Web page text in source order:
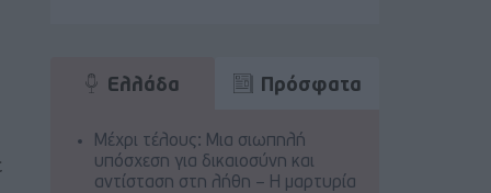
Ελλάδα Πρόσφατα
Μέχρι τέλους: Μια σιωπηλή
υπόσχεση για δικαιοσύνη και
αντίσταση στη λήθη – Η μαρτυρία